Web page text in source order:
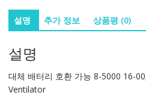
환
가
8-
16-
00,RESPIRONICS
설명 추가 정보 상품평 (0)
설명
대체 배터리 호환 가능 8-5000 16-
Ventilator